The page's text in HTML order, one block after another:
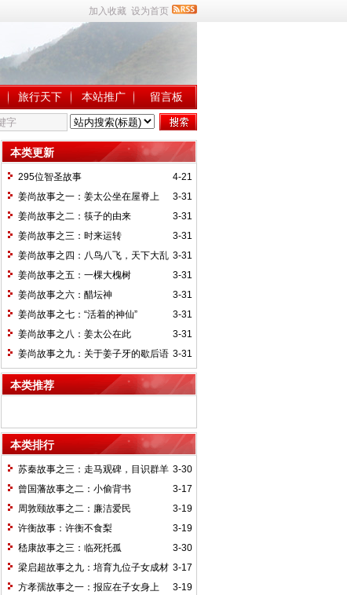
加入收藏 设为首页
旅行天下 本站推广 留言板
本类更新
4-21
295位智圣故事
3-31
姜尚故事之一：姜太公坐在屋脊上
3-31
姜尚故事之二：筷子的由来
3-31
姜尚故事之三：时来运转
3-31
姜尚故事之四：八鸟八飞，天下大乱
3-31
姜尚故事之五：一棵大槐树
3-31
姜尚故事之六：醋坛神
3-31
姜尚故事之七：“活着的神仙”
3-31
姜尚故事之八：姜太公在此
3-31
姜尚故事之九：关于姜子牙的歇后语
本类推荐
本类排行
3-30
苏秦故事之三：走马观碑，目识群羊
3-17
曾国藩故事之二：小偷背书
3-19
周敦颐故事之二：廉洁爱民
3-19
许衡故事：许衡不食梨
3-30
嵇康故事之三：临死托孤
3-17
梁启超故事之九：培育九位子女成材
的神奇“小妾”——王桂荃
3-19
方孝孺故事之一：报应在子女身上